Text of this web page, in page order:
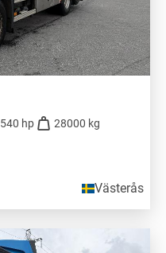
540 hp
28000 kg
Västerås